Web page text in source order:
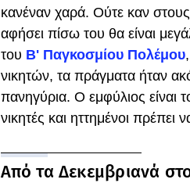
κανέναν χαρά. Ούτε καν
αφήσει πίσω του θα είναι
του Β' Παγκοσμίου Πολέμου
νικητών, τα πράγματα ήταν
πανηγύρια. Ο εμφύλιος είναι
νικητές και ηττημένοι
Από τα Δεκεμβριανά